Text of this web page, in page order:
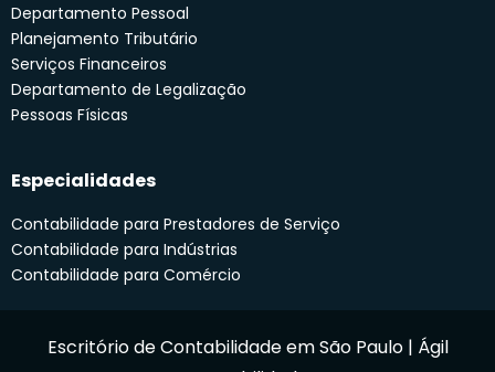
Departamento Pessoal
Planejamento Tributário
Serviços Financeiros
Departamento de Legalização
Pessoas Físicas
Especialidades
Contabilidade para Prestadores de Serviço
Contabilidade para Indústrias
Contabilidade para Comércio
Escritório de Contabilidade em São Paulo | Ágil